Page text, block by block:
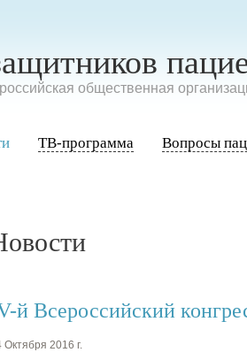
общественная
ТВ-программа Вопросы
й Всероссийский
Октября 2016 г.